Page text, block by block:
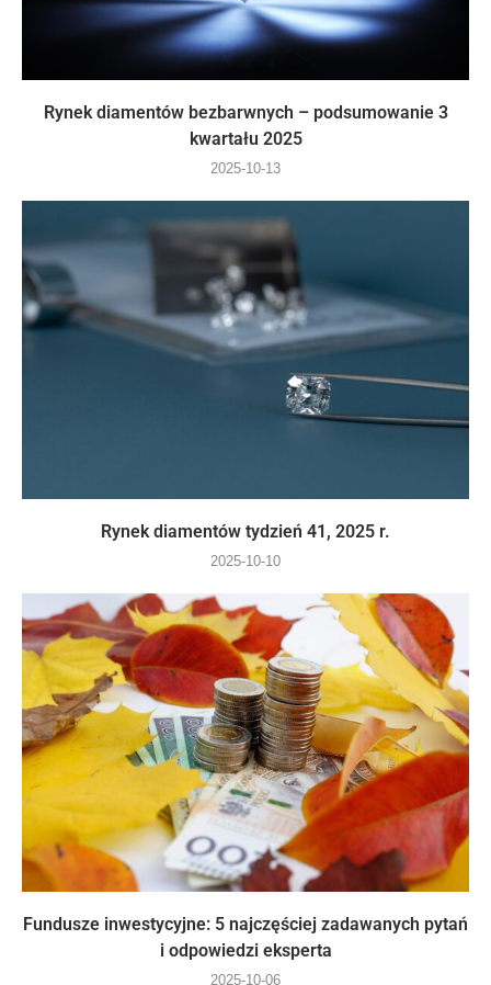
Rynek diamentów bezbarwnych – podsumowanie 3
kwartału 2025
2025-10-13
Rynek diamentów tydzień 41, 2025 r.
2025-10-10
Fundusze inwestycyjne: 5 najczęściej zadawanych pytań
i odpowiedzi eksperta
2025-10-06